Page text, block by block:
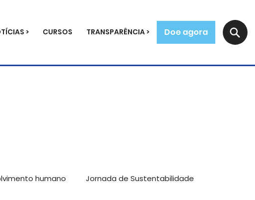
> CURSOS TRANSPARÊNCIA > Doe agora
humano Jornada de Sustentabilidade